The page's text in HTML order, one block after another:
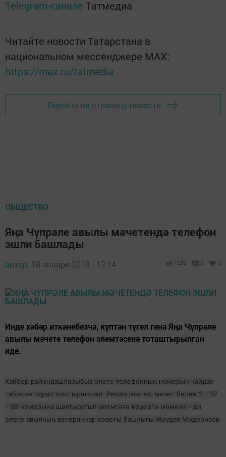
Telegram-канале Татмедиа
Читайте новости Татарстана в
национальном мессенджере MАХ:
https://max.ru/tatmedia
Перейти на страницу новости
ОБЩЕСТВО
Яңа Чүпрәле авылы мәчетендә телефон
эшли башлады
автор, 18 января 2018 - 12:14 1250 0 0
Инде хәбәр иткәнебезчә, күптән түгел генә Яңа Чүпрәле
авылы мәчете телефон элемтәсенә тоташтырылган
иде.
Кайбер райондашларыбыз әлеге телефонның номерын кайдан
табасын сорап шалтыраталар. Рәхим итегез, мәчет белән 2 - 37
- 68 номерына шалтыратып элемтәгә керергә мөмкин,- ди
әлеге авылның ветераннар советы башлыгы Җәүдәт Мөдәрисов